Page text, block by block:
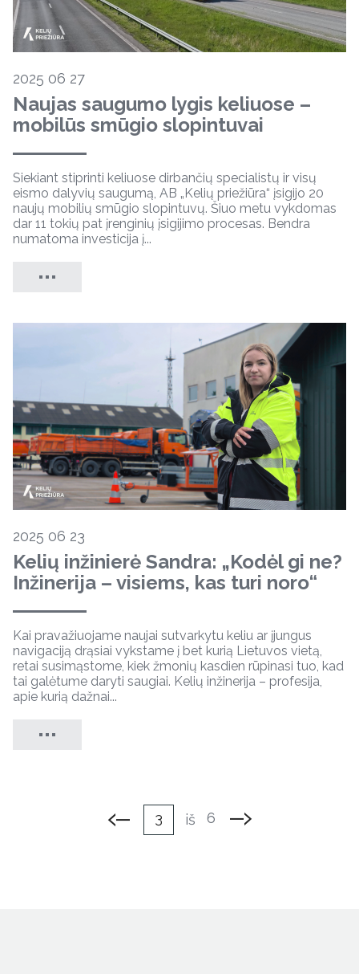
2025 06 27
Naujas saugumo lygis keliuose –
mobilūs smūgio slopintuvai
Siekiant stiprinti keliuose dirbančių specialistų ir visų
eismo dalyvių saugumą, AB „Kelių priežiūra“ įsigijo 20
naujų mobilių smūgio slopintuvų. Šiuo metu vykdomas
dar 11 tokių pat įrenginių įsigijimo procesas. Bendra
numatoma investicija į...
2025 06 23
Kelių inžinierė Sandra: „Kodėl gi ne?
Inžinerija – visiems, kas turi noro“
Kai pravažiuojame naujai sutvarkytu keliu ar įjungus
navigaciją drąsiai vykstame į bet kurią Lietuvos vietą,
retai susimąstome, kiek žmonių kasdien rūpinasi tuo, kad
tai galėtume daryti saugiai. Kelių inžinerija – profesija,
apie kurią dažnai...
3 iš 6